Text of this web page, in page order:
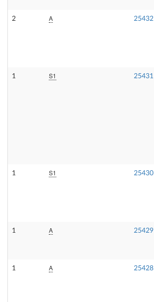
2 A 25432
1 S1 25431
1 S1 25430
1 A 25429
1 A 25428